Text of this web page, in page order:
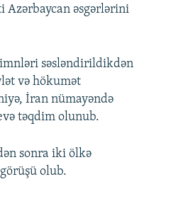
əsgərlərini
səsləndirildikdən
və hökumət
İran nümayəndə
təqdim olunub.
sonra iki ölkə
olub.